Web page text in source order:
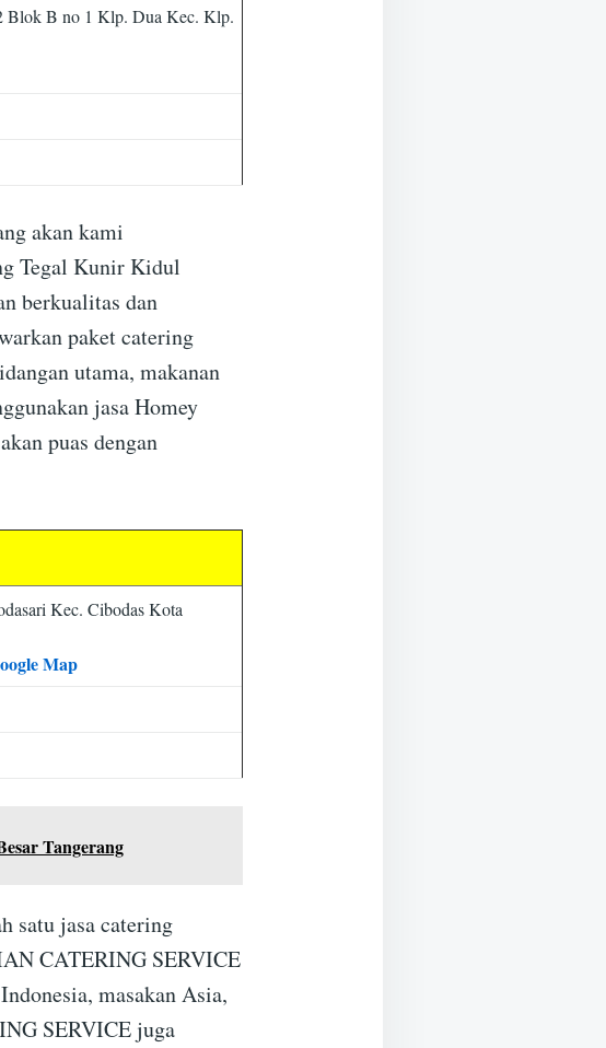
Blok B no 1 Klp. Dua Kec. Klp.
akan kami
Tegal Kunir Kidul
berkualitas dan
paket catering
utama, makanan
jasa Homey
puas dengan
Kec. Cibodas Kota
Map
Tangerang
satu jasa catering
CATERING SERVICE
masakan Asia,
SERVICE juga